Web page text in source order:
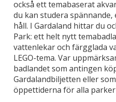
också ett temabaserat
du kan studera
håll. I Gardaland hittar du
Park: ett helt nytt
vattenlekar och färgglada
LEGO-tema. Var
badlandet som antingen
Gardalandbiljetten eller
öppettiderna för alla